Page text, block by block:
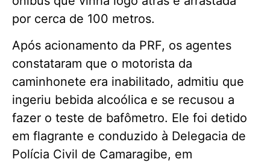
por cerca de 100 metros.
Após acionamento da PRF, os agentes
constataram que o motorista da
caminhonete era inabilitado, admitiu que
ingeriu bebida alcoólica e se recusou a
fazer o teste de bafômetro. Ele foi detido
em flagrante e conduzido à Delegacia de
Polícia Civil de Camaragibe, em